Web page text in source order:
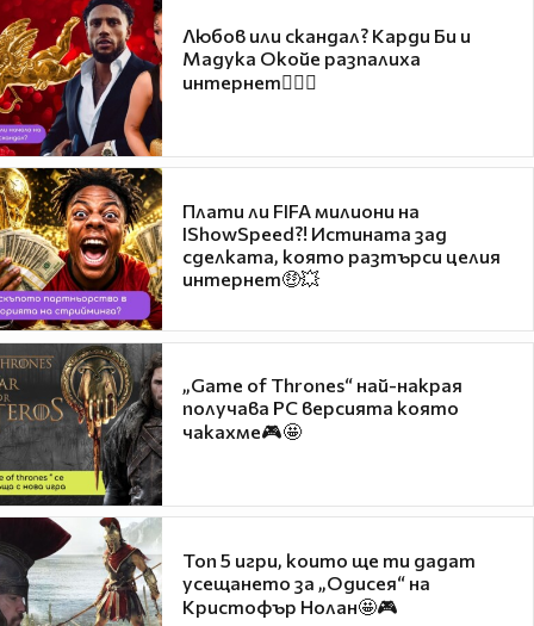
Любов или скандал? Карди Би и
Мадука Окойе разпалиха
интернет❤️‍🔥🔥
Плати ли FIFA милиони на
IShowSpeed?! Истината зад
сделката, която разтърси целия
интернет🤑💥
„Game of Thrones“ най-накрая
получава PC версията която
чакахме🎮🤩
Топ 5 игри, които ще ти дадат
усещането за „Одисея“ на
Кристофър Нолан🤩🎮